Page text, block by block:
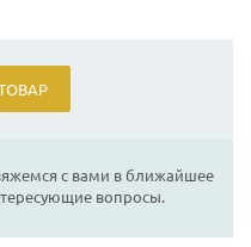
с вами в ближайшее
вопросы.